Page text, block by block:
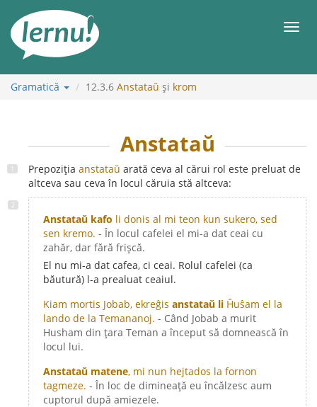
conținut
Gramatică 12.3.6 Anstataŭ și krom
Anstataŭ
Prepoziția anstataŭ arată ceva al cărui rol este preluat de
altceva sau ceva în locul căruia stă altceva:
Anstataŭ kafo li donis al mi teon kun sukero, sed
sen kremo. - În locul cafelei el mi-a dat ceai cu
zahăr, dar fără frișcă.
El nu mi-a dat cafea, ci ceai. Rolul cafelei (ca
băutură) l-a prealuat ceaiul.
Kiam mortis Jobab, ekreĝis anstataŭ li Ĥuŝam el la
lando de la Temananoj. - Când Jobab a murit
Husham din țara Teman a început să domnească în
locul lui.
Anstataŭ matene, mi nun hejtados la fornon
tagmeze. - În loc de dimineață eu încălzesc aum
cuptorul după amiezele.